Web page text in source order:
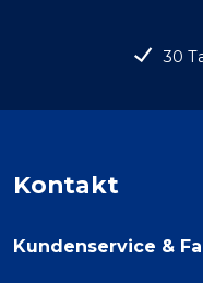
30
Kontakt
Kundenservice &